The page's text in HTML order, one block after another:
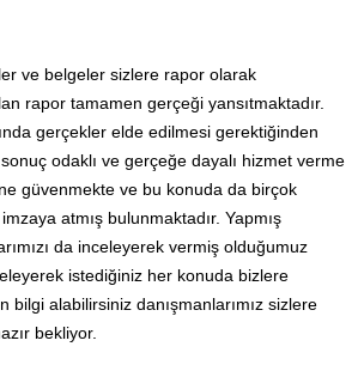
ve belgeler sizlere rapor olarak
rapor tamamen gerçeği yansıtmaktadır.
gerçekler elde edilmesi gerektiğinden
odaklı ve gerçeğe dayalı hizmet verme
güvenmekte ve bu konuda da birçok
atmış bulunmaktadır. Yapmış
da inceleyerek vermiş olduğumuz
istediğiniz her konuda bizlere
bilgi alabilirsiniz danışmanlarımız sizlere
bekliyor.